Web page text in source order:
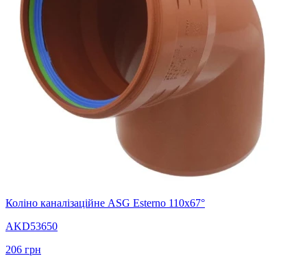
Коліно каналізаційне ASG Esterno 110х67°
AKD53650
206 грн